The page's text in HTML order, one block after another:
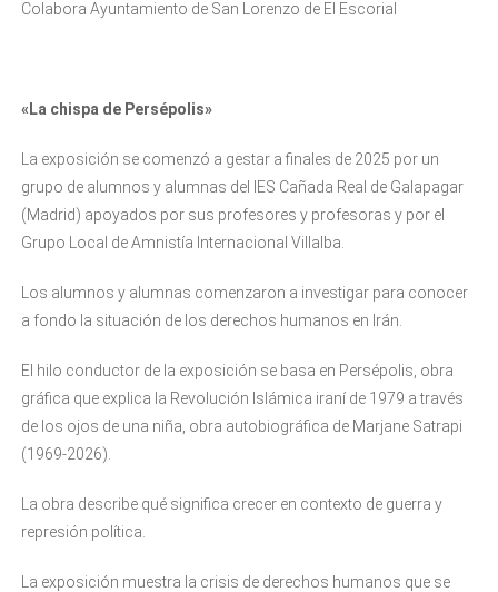
Colabora Ayuntamiento de San Lorenzo de El Escorial
«La chispa de Persépolis»
La exposición se comenzó a gestar a finales de 2025 por un
grupo de alumnos y alumnas del IES Cañada Real de Galapagar
(Madrid) apoyados por sus profesores y profesoras y por el
Grupo Local de Amnistía Internacional Villalba.
Los alumnos y alumnas comenzaron a investigar para conocer
a fondo la situación de los derechos humanos en Irán.
El hilo conductor de la exposición se basa en Persépolis, obra
gráfica que explica la Revolución Islámica iraní de 1979 a través
de los ojos de una niña, obra autobiográfica de Marjane Satrapi
(1969-2026).
La obra describe qué significa crecer en contexto de guerra y
represión política.
La exposición muestra la crisis de derechos humanos que se